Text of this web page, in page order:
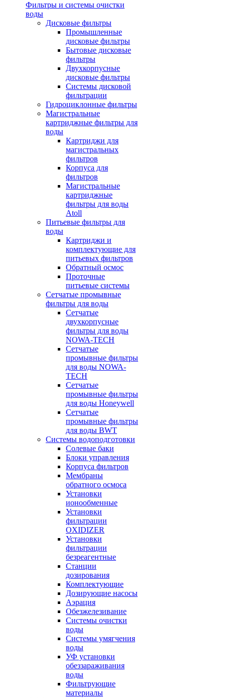
Фильтры и системы очистки
воды
Дисковые фильтры
Промышленные
дисковые фильтры
Бытовые дисковые
фильтры
Двухкорпусные
дисковые фильтры
Системы дисковой
фильтрации
Гидроциклонные фильтры
Магистральные
картриджные фильтры для
воды
Картриджи для
магистральных
фильтров
Корпуса для
фильтров
Магистральные
картриджные
фильтры для воды
Atoll
Питьевые фильтры для
воды
Картриджи и
комплектующие для
питьевых фильтров
Обратный осмос
Проточные
питьевые системы
Сетчатые промывные
фильтры для воды
Сетчатые
двухкорпусные
фильтры для воды
NOWA-TECH
Сетчатые
промывные фильтры
для воды NOWA-
TECH
Сетчатые
промывные фильтры
для воды Honeywell
Сетчатые
промывные фильтры
для воды BWT
Системы водоподготовки
Солевые баки
Блоки управления
Корпуса фильтров
Мембраны
обратного осмоса
Установки
ионообменные
Установки
фильтрации
OXIDIZER
Установки
фильтрации
безреагентные
Станции
дозирования
Комплектующие
Дозирующие насосы
Аэрация
Обезжелезивание
Системы очистки
воды
Системы умягчения
воды
УФ установки
обеззараживания
воды
Фильтрующие
материалы